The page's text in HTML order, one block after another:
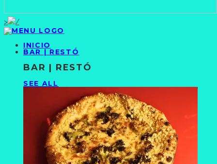
>
INICIO
BAR | RESTÓ
BAR | RESTÓ
SEE ALL